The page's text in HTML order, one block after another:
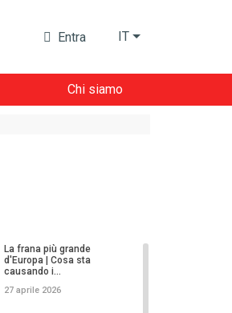
Entra IT
Chi siamo
La frana più grande
d'Europa | Cosa sta
causando i...
27 aprile 2026